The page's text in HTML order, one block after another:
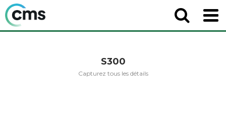
S300
Capturez tous les détails